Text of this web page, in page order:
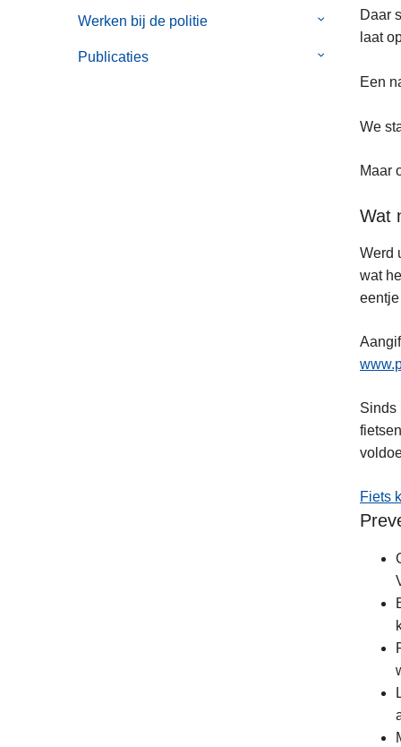
Werken bij de politie
Submenu
Publicaties
Submenu
Daar
laat
Een
We
Maar
Wat
Werd
wat
Sinds
Fiets